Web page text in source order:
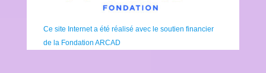
Ce site Internet a été réalisé avec le soutien financier
de la Fondation ARCAD